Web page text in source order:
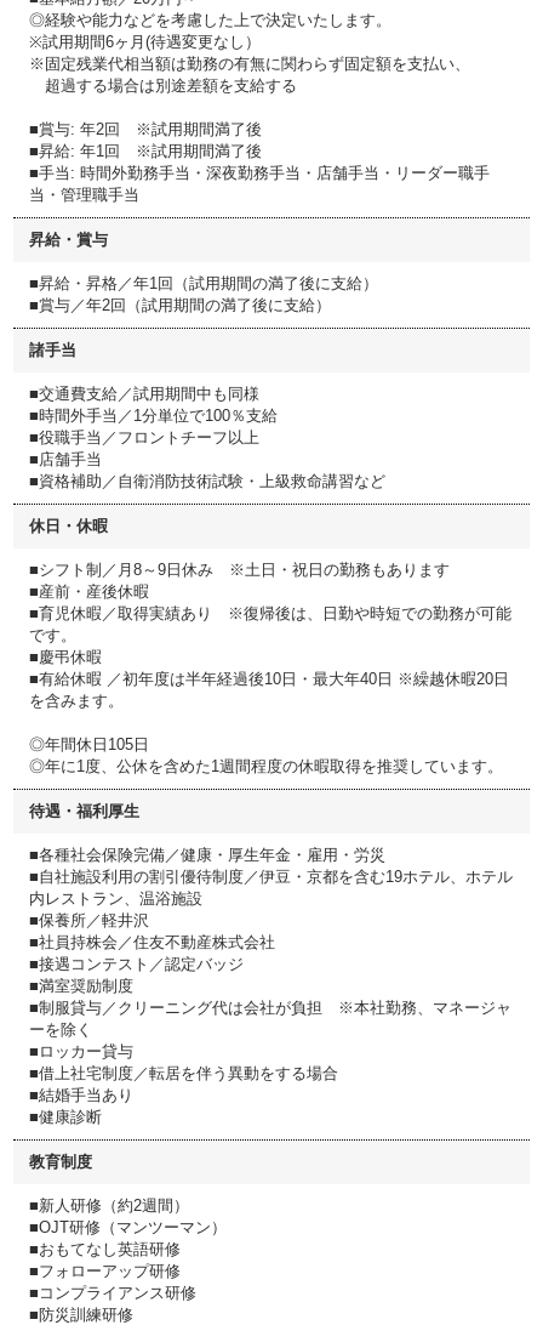
◎経験や能力などを考慮した上で決定いたします。
※試用期間6ヶ月(待遇変更なし）
※固定残業代相当額は勤務の有無に関わらず固定額を支払い、
超過する場合は別途差額を支給する
■賞与: 年2回 ※試用期間満了後
■昇給: 年1回 ※試用期間満了後
■手当: 時間外勤務手当・深夜勤務手当・店舗手当・リーダー職手
当・管理職手当
昇給・賞与
■昇給・昇格／年1回（試用期間の満了後に支給）
■賞与／年2回（試用期間の満了後に支給）
諸手当
■交通費支給／試用期間中も同様
■時間外手当／1分単位で100％支給
■役職手当／フロントチーフ以上
■店舗手当
■資格補助／自衛消防技術試験・上級救命講習など
休日・休暇
■シフト制／月8～9日休み ※土日・祝日の勤務もあります
■産前・産後休暇
■育児休暇／取得実績あり ※復帰後は、日勤や時短での勤務が可能
です。
■慶弔休暇
■有給休暇 ／初年度は半年経過後10日・最大年40日 ※繰越休暇20日
を含みます。
◎年間休日105日
◎年に1度、公休を含めた1週間程度の休暇取得を推奨しています。
待遇・福利厚生
■各種社会保険完備／健康・厚生年金・雇用・労災
■自社施設利用の割引優待制度／伊豆・京都を含む19ホテル、ホテル
内レストラン、温浴施設
■保養所／軽井沢
■社員持株会／住友不動産株式会社
■接遇コンテスト／認定バッジ
■満室奨励制度
■制服貸与／クリーニング代は会社が負担 ※本社勤務、マネージャ
ーを除く
■ロッカー貸与
■借上社宅制度／転居を伴う異動をする場合
■結婚手当あり
■健康診断
教育制度
■新人研修（約2週間）
■OJT研修（マンツーマン）
■おもてなし英語研修
■フォローアップ研修
■コンプライアンス研修
■防災訓練研修